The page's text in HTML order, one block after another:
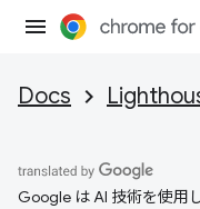
Docs
Google は AI 技術を使用